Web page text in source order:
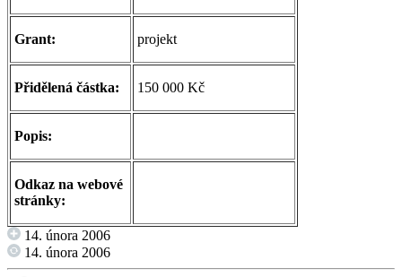
Grant: projekt
Přidělená částka: 150 000 Kč
Popis:
Odkaz na webové
stránky:
14. února 2006
14. února 2006